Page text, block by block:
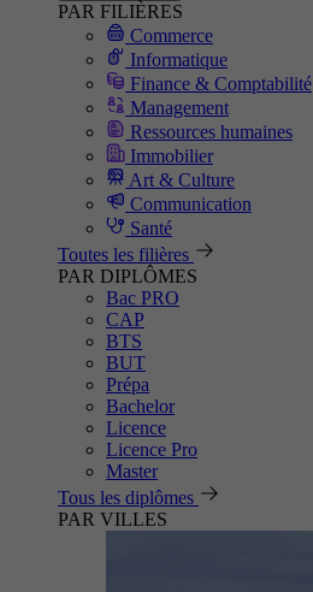
PAR FILIÈRES
Commerce
Informatique
Finance & Comptabilité
Management
Ressources humaines
Immobilier
Art & Culture
Communication
Santé
Toutes les filières
PAR DIPLÔMES
Bac PRO
CAP
BTS
BUT
Prépa
Bachelor
Licence
Licence Pro
Master
Tous les diplômes
PAR VILLES